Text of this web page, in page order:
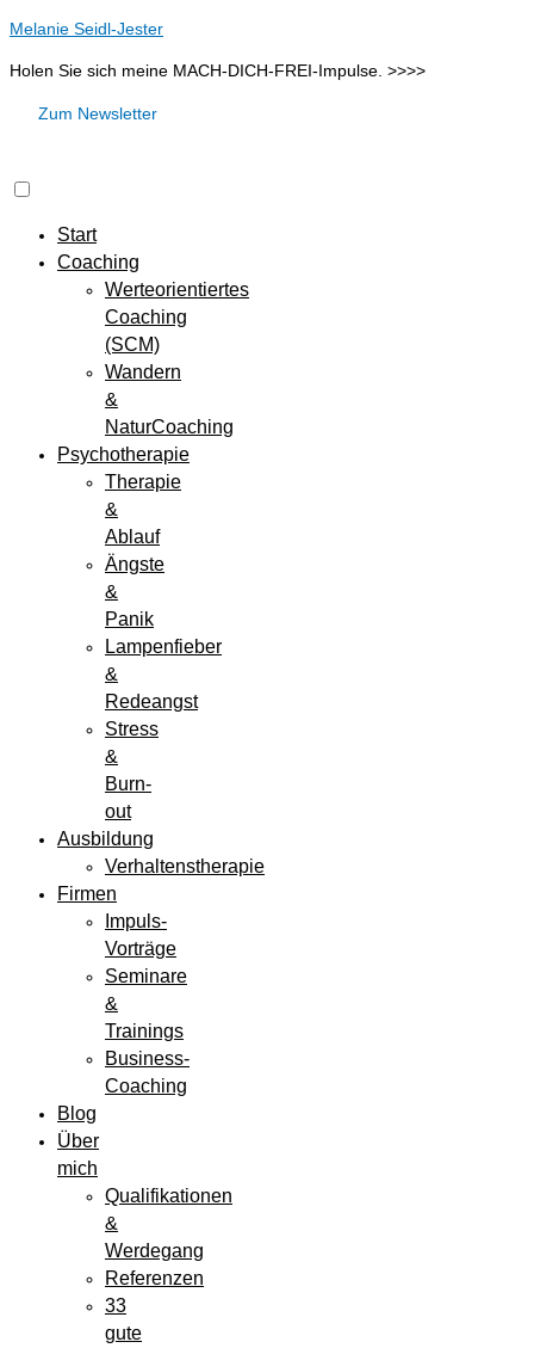
Melanie Seidl-Jester
Holen Sie sich meine MACH-DICH-FREI-Impulse. >>>>
Zum Newsletter
Start
Coaching
Werteorientiertes
Coaching
(SCM)
Wandern
&
NaturCoaching
Psychotherapie
Therapie
&
Ablauf
Ängste
&
Panik
Lampenfieber
&
Redeangst
Stress
&
Burn-
out
Ausbildung
Verhaltenstherapie
Firmen
Impuls-
Vorträge
Seminare
&
Trainings
Business-
Coaching
Blog
Über
mich
Qualifikationen
&
Werdegang
Referenzen
33
gute